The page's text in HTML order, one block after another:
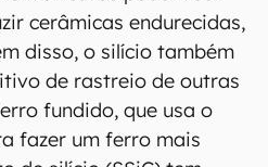
úteis, principalmente
firmemente a outros
complexos. Vários
de cálcio, são os
do cimento Portland, um
na construção